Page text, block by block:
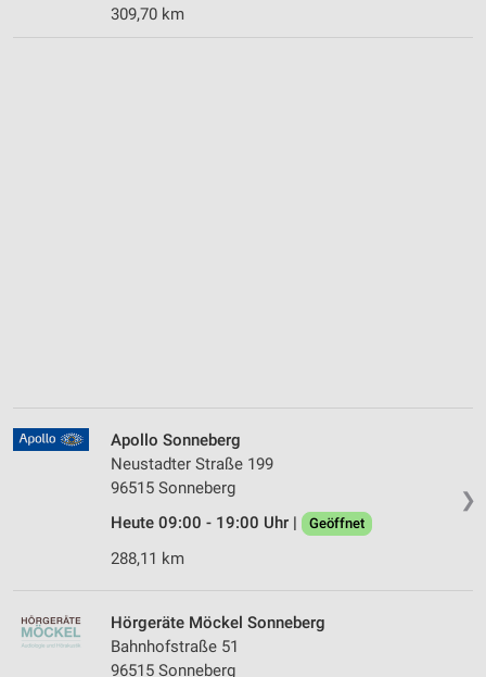
309,70 km
❯
Apollo Sonneberg
Neustadter Straße 199
96515 Sonneberg
Heute 09:00 - 19:00 Uhr |
Geöffnet
288,11 km
Hörgeräte Möckel Sonneberg
Bahnhofstraße 51
96515 Sonneberg